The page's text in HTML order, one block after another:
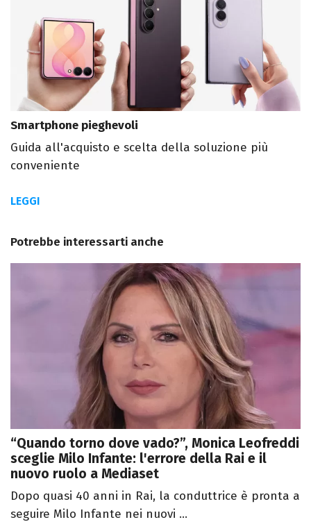
Smartphone pieghevoli
Guida all'acquisto e scelta della soluzione più
conveniente
LEGGI
Potrebbe interessarti anche
“Quando torno dove vado?”, Monica Leofreddi
sceglie Milo Infante: l'errore della Rai e il
nuovo ruolo a Mediaset
Dopo quasi 40 anni in Rai, la conduttrice è pronta a
seguire Milo Infante nei nuovi ...